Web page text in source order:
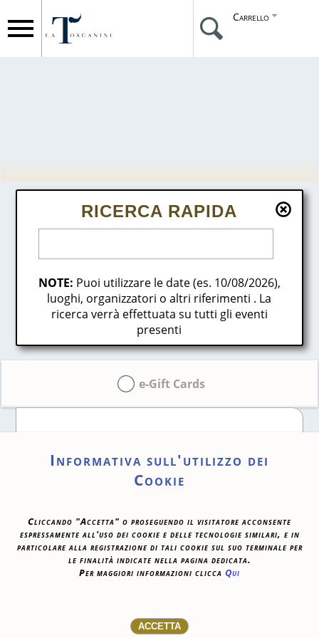
Carrello
RICERCA RAPIDA
NOTE: Puoi utilizzare le date (es. 10/08/2026),
luoghi, organizzatori o altri riferimenti . La
ricerca verrà effettuata su tutti gli eventi
presenti
e-Gift Cards
eventi da acquistare
Informativa sull'utilizzo dei
Cookie
Cliccando "Accetta" o proseguendo il visitatore acconsente
espressamente all'uso dei cookie e delle tecnologie similari, e in
particolare alla registrazione di tali cookie sul suo terminale per
le finalità indicate nella pagina dedicata.
Per maggiori informazioni clicca Qui
FONDAZIONE ARTURO TOSCANINI
CENTRO DI PRODUZIONE MUSICALE “ARTURO
TOSCANINI”, VIALE BARILLA 27/A, 43121 PARMA